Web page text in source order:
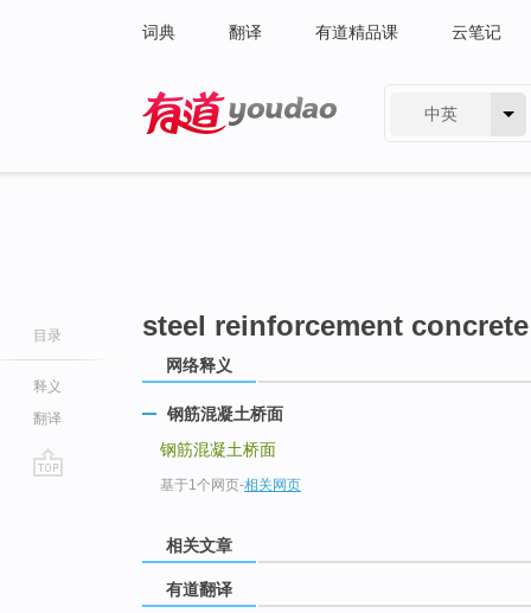
词典 翻译 有道精品课 云笔记
中英
目录
释义
翻译
steel reinforcement
网络释义
钢筋混凝土桥面
钢筋混凝土桥面
基于1个网页-相关网页
相关文章
有道翻译